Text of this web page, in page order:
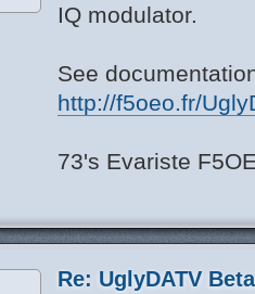
IQ modulator.
See
http://f5oeo.fr/
73's Evariste
Re: UglyDATV